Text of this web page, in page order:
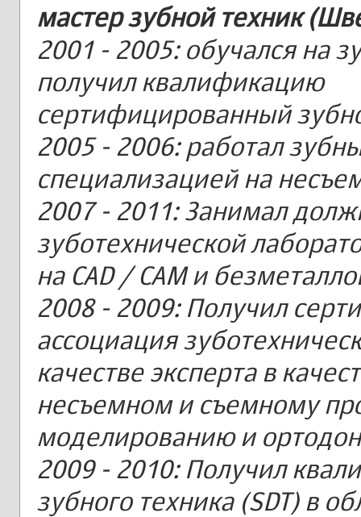
мастер зубной техник
2001 - 2005: обучался на
получил квалификацию
сертифицированный
2005 - 2006: работал
специализацией на
2007 - 2011: Занимал
зуботехнической
на CAD / CAM и
2008 - 2009: Получил
ассоциация
качестве эксперта в
несъемном и съемному
моделированию и
2009 - 2010: Получил
зубного техника (SDT) в